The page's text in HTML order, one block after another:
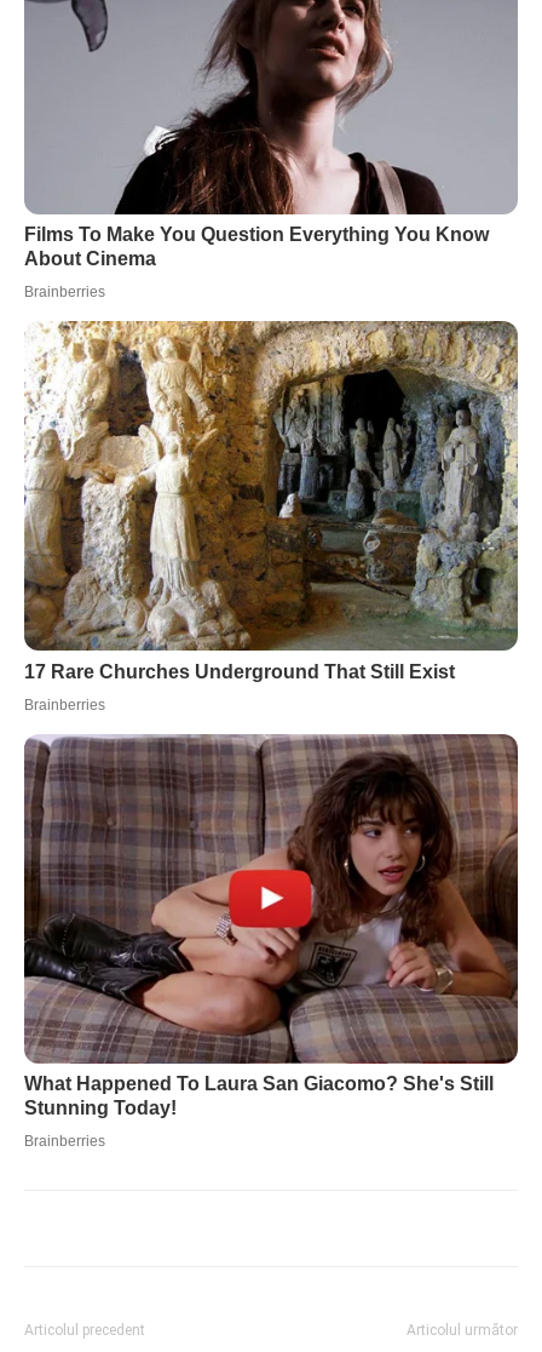
Articolul precedent Articolul următor